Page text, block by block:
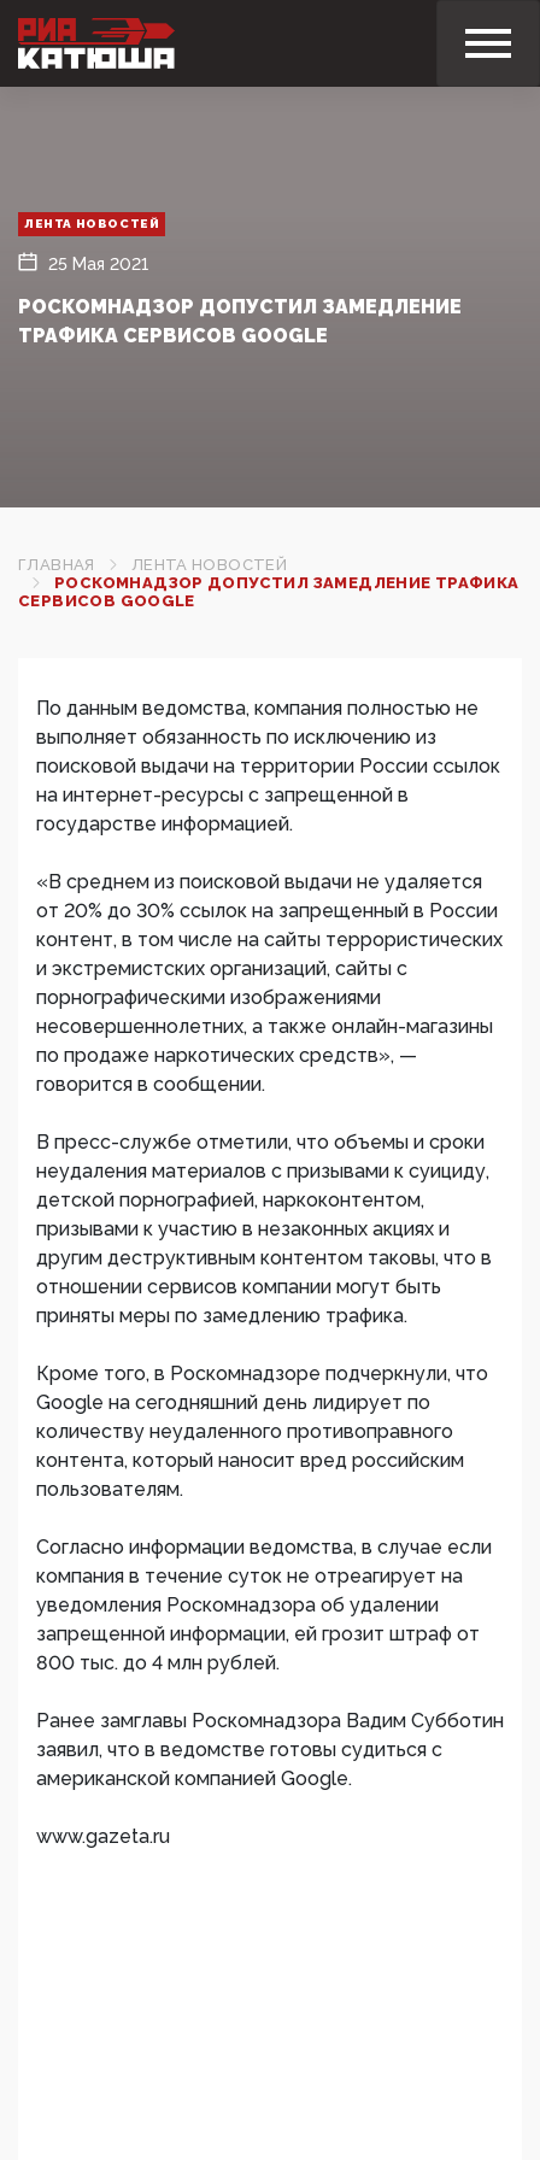
ЛЕНТА НОВОСТЕЙ
25 Мая 2021
РОСКОМНАДЗОР ДОПУСТИЛ ЗАМЕДЛЕНИЕ
ТРАФИКА СЕРВИСОВ GOOGLE
ГЛАВНАЯ
ЛЕНТА НОВОСТЕЙ
РОСКОМНАДЗОР ДОПУСТИЛ ЗАМЕДЛЕНИЕ ТРАФИКА
СЕРВИСОВ GOOGLE
По данным ведомства, компания полностью не
выполняет обязанность по исключению из
поисковой выдачи на территории России ссылок
на интернет-ресурсы с запрещенной в
государстве информацией.
«В среднем из поисковой выдачи не удаляется
от 20% до 30% ссылок на запрещенный в России
контент, в том числе на сайты террористических
и экстремистских организаций, cайты с
порнографическими изображениями
несовершеннолетних, а также онлайн-магазины
по продаже наркотических средств», —
говорится в сообщении.
В пресс-службе отметили, что объемы и сроки
неудаления материалов с призывами к суициду,
детской порнографией, наркоконтентом,
призывами к участию в незаконных акциях и
другим деструктивным контентом таковы, что в
отношении сервисов компании могут быть
приняты меры по замедлению трафика.
Кроме того, в Роскомнадзоре подчеркнули, что
Google на сегодняшний день лидирует по
количеству неудаленного противоправного
контента, который наносит вред российским
пользователям.
Согласно информации ведомства, в случае если
компания в течение суток не отреагирует на
уведомления Роскомнадзора об удалении
запрещенной информации, ей грозит штраф от
800 тыс. до 4 млн рублей.
Ранее замглавы Роскомнадзора Вадим Субботин
заявил, что в ведомстве готовы судиться с
американской компанией Google.
www.gazeta.ru